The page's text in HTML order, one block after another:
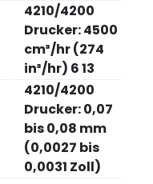
4210/4200
Drucker: 4500
cm³/hr (274
in³/hr) 6 13
4210/4200
Drucker: 0,07
bis 0,08 mm
(0,0027 bis
0,0031 Zoll)